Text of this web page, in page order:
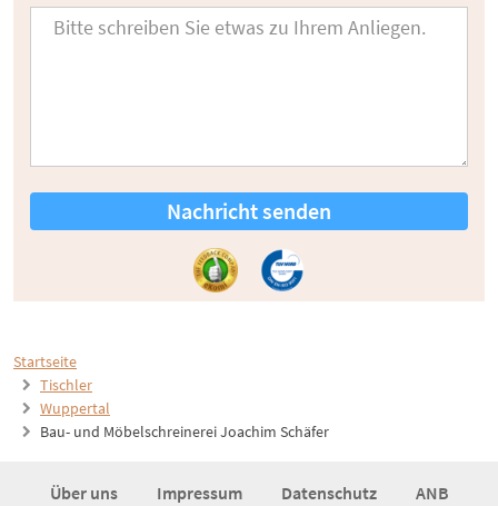
Startseite
Tischler
Wuppertal
Bau- und Möbelschreinerei Joachim Schäfer
Nachricht senden
Über uns Impressum Datenschutz ANB